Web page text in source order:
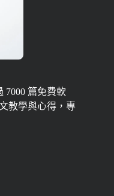
7000 篇免費軟
教學與心得，專